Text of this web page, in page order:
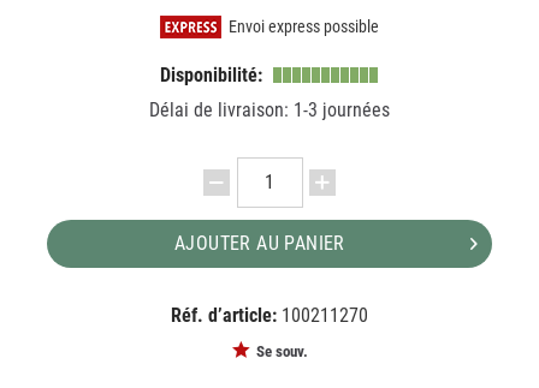
Envoi express possible
Disponibilité:
Délai de livraison: 1-3 journées
AJOUTER AU PANIER
Réf. d’article: 100211270
Se souv.